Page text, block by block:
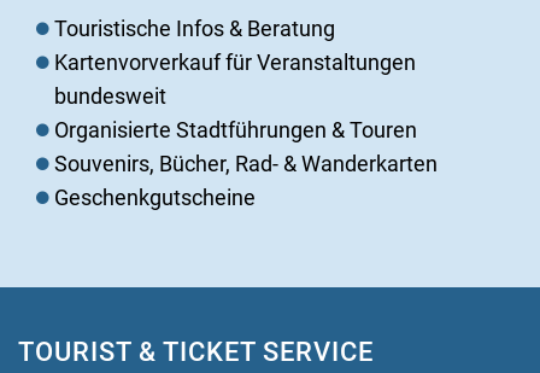
Touristische Infos & Beratung
Kartenvorverkauf für Veranstaltungen
bundesweit
Organisierte Stadtführungen & Touren
Souvenirs, Bücher, Rad- & Wanderkarten
Geschenkgutscheine
TOURIST & TICKET SERVICE